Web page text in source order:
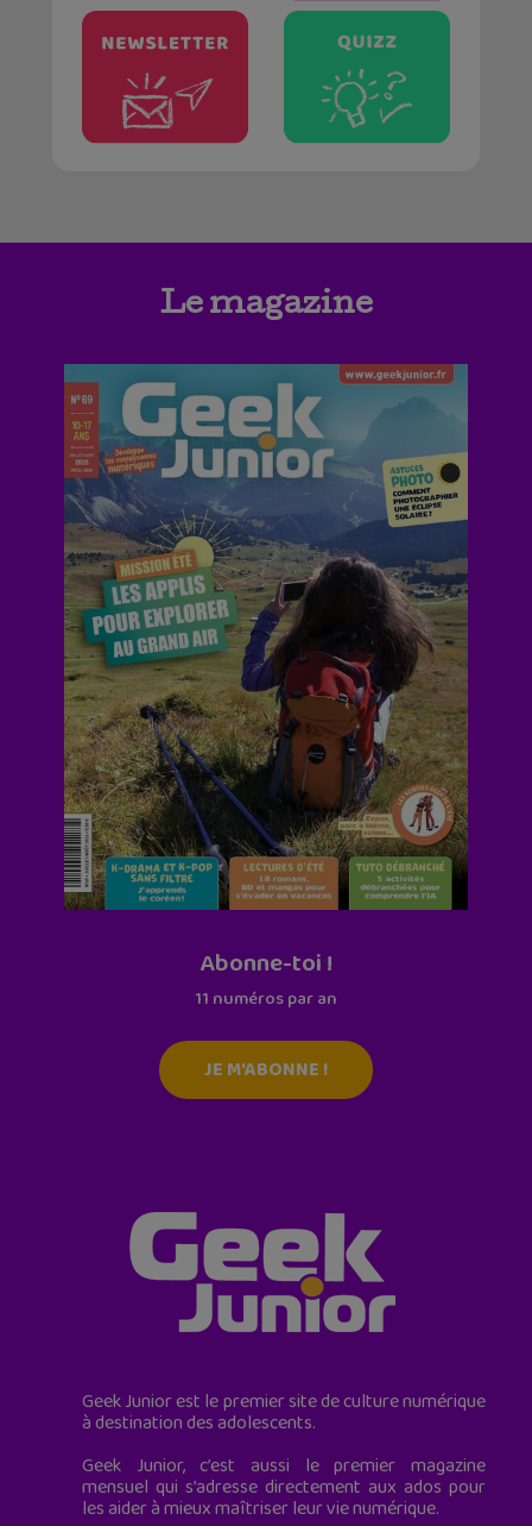
Le magazine
Abonne-toi !
11 numéros par an
JE M'ABONNE !
Geek Junior est le premier site de culture numérique
à destination des adolescents.
Geek Junior, c’est aussi le premier magazine
mensuel qui s’adresse directement aux ados pour
les aider à mieux maîtriser leur vie numérique.